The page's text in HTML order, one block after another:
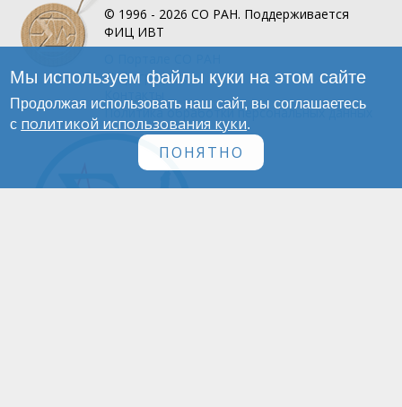
© 1996 - 2026 СО РАН. Поддерживается
ФИЦ ИВТ
Инфографика
Политика обработки персональных данных
Мы используем файлы куки на этом сайте
Продолжая использовать наш сайт, вы соглашаетесь
с политикой использования куки.
ПОНЯТНО